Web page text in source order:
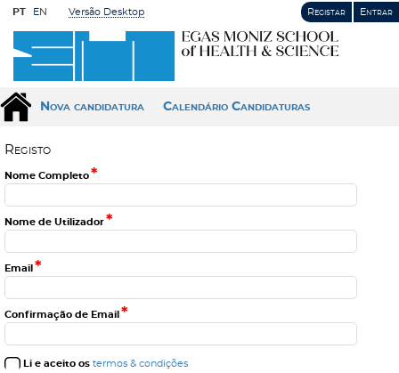
PT EN Versão Desktop Registar Entrar
Nova candidatura Calendário Candidaturas
Registo
Nome Completo*
Nome de Utilizador*
Email *
Confirmação de Email *
Li e aceito os termos & condições